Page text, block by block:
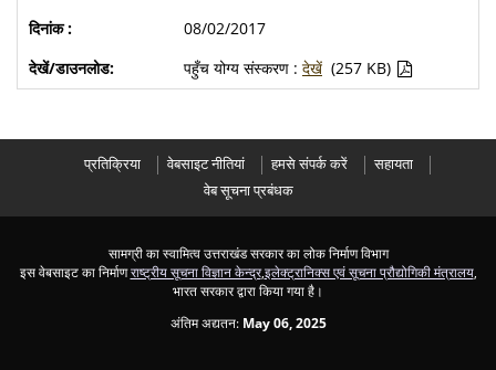
08/02/2017
पहुँच योग्य संस्करण : देखें (257 KB)
प्रतिक्रिया वेबसाइट नीतियां हमसे संपर्क करें
सहायता
वेब सूचना प्रबंधक
सामग्री का स्वामित्व उत्तराखंड सरकार का लोक निर्माण विभाग
इस वेबसाइट का निर्माणराष्ट्रीय सूचना विज्ञान केन्द्र,इलेक्ट्रानिक्स एवं सूचना प्रौद्योगिकी मंत्रालय,
भारत सरकार द्वारा किया गया है।
अंतिम अद्यतन: May 06, 2025